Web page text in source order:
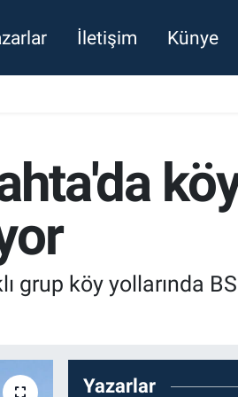
İletişim Künye
grup köy yollarında
Yazarlar